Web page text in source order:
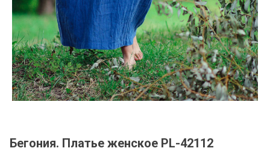
Бегония. Платье женское PL-42112